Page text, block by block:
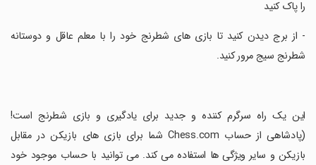
را پاک کنید
‏- از برج دیدن کنید تا بازی های شطرنج خود را با معلم عاقل و دوستانه
شطرنج سیج مرور کنید.
‏این یک راه سرگرم کننده و جدید برای یادگیری و بازی شطرنج است!
(پادشاهی از حساب Chess.com شما برای بازی های بازیکن در مقابل
بازیکن و سایر ویژگی ها استفاده می کند. می توانید با حساب موجود خود